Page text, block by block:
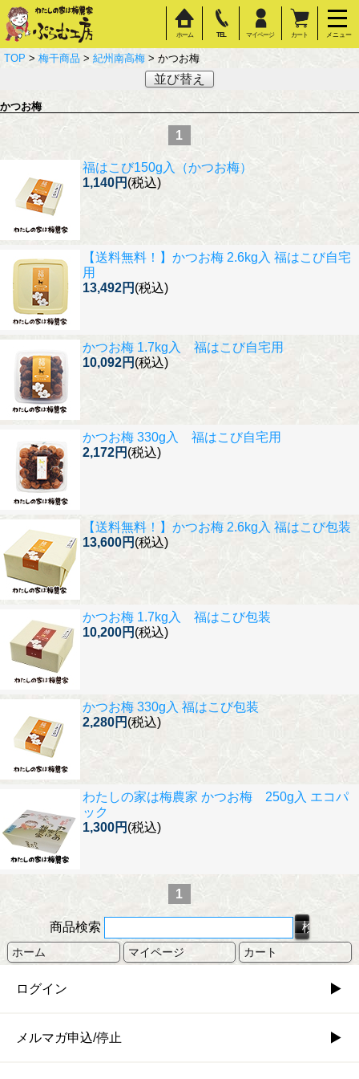
ホーム TEL マイページ カート メニュー
TOP > 梅干商品 > 紀州南高梅 > かつお梅
並び替え
かつお梅
1
福はこび150g入（かつお梅）
1,140円 (税込)
【送料無料！】 かつお梅 2.6kg入 福はこび自宅
用
13,492円 (税込)
かつお梅 1.7kg入 福はこび自宅用
10,092円 (税込)
かつお梅 330g入 福はこび自宅用
2,172円 (税込)
【送料無料！】 かつお梅 2.6kg入 福はこび包装
13,600円 (税込)
かつお梅 1.7kg入 福はこび包装
10,200円 (税込)
かつお梅 330g入 福はこび包装
2,280円 (税込)
わたしの家は梅農家 かつお梅 250g入 エコパ
ック
1,300円 (税込)
1
商品検索
ホーム マイページ カート
ログイン
メルマガ申込/停止